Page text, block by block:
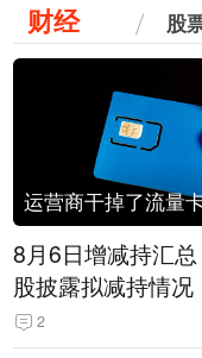
财经 股
8月6日增减持汇
股披露拟减持情
公司披露拟增持情
2